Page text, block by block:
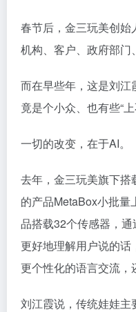
春节后，金三玩美创
机构、客户、政府部门
而在早些年，这是刘
竟是个小众、也有些“上
一切的改变，在于AI。
去年，金三玩美旗下搭
的产品MetaBox小批
品搭载32个传感器，
更好地理解用户说的话
更个性化的语言交流，
刘江霞说，传统娃娃主